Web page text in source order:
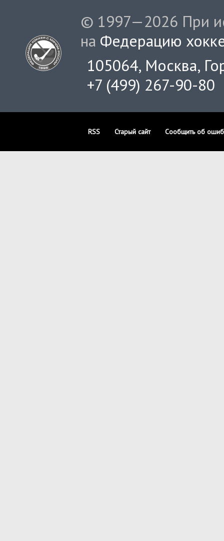
© 1997—2026 При
на Федерацию
105064, Москва,
+7 (499) 267-90-80
RSS Старый сайт Сообщить об